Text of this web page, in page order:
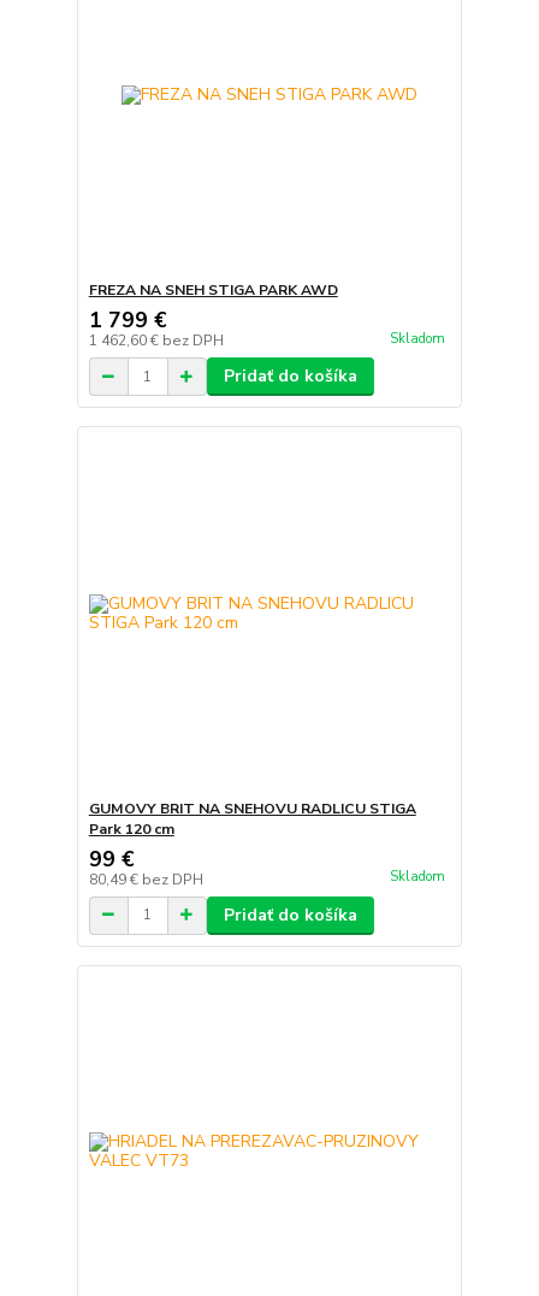
FREZA NA SNEH STIGA PARK AWD
1 799 €
1 462,60 € bez DPH Skladom
Pridať do košíka
GUMOVY BRIT NA SNEHOVU RADLICU STIGA
Park 120 cm
99 €
80,49 € bez DPH Skladom
Pridať do košíka